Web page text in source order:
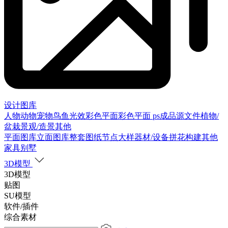
设计图库
人物动物宠物鸟鱼光效彩色平面彩色平面 ps成品源文件植物/
盆栽景观/造景其他
平面图库立面图库整套图纸节点大样器材/设备拼花构建其他
家具别墅
3D模型
3D模型
贴图
SU模型
软件/插件
综合素材